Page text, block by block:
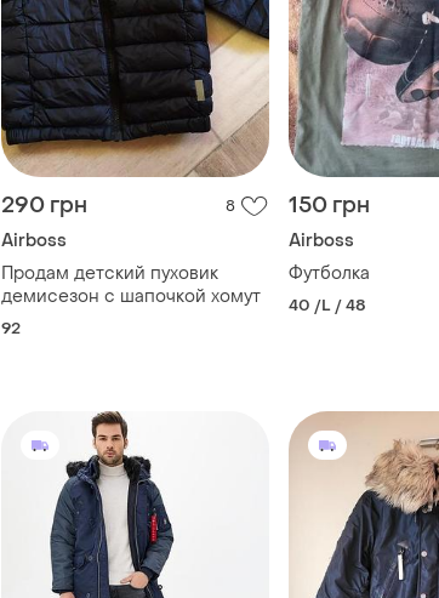
290 грн 8
Airboss
Продам детский пуховик
демисезон с шапочкой хомут
92
150 грн
Airboss
Футболка
40 /L / 48